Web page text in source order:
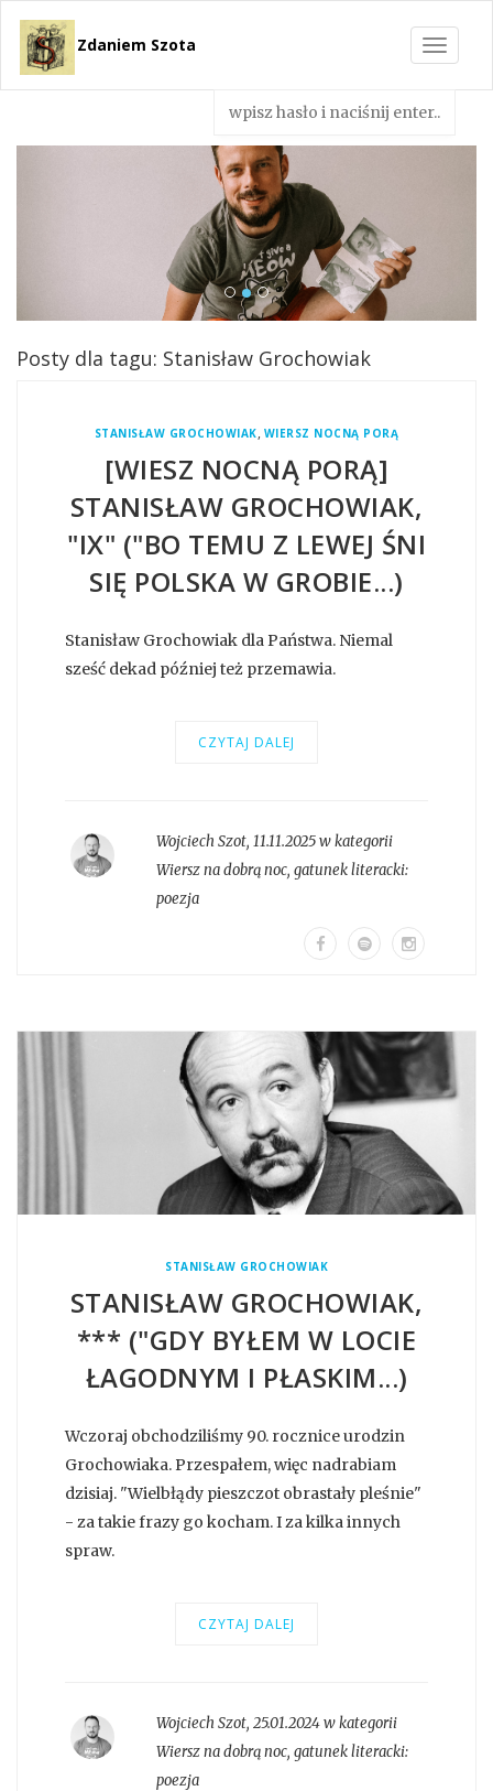
Toggle
Zdaniem Szota
Posty dla tagu: Stanisław Grochowiak
STANISŁAW GROCHOWIAK, WIERSZ NOCNĄ PORĄ
[WIESZ NOCNĄ PORĄ]
STANISŁAW GROCHOWIAK,
"IX" ("BO TEMU Z LEWEJ ŚNI
SIĘ POLSKA W GROBIE...)
Stanisław Grochowiak dla Państwa. Niemal
sześć dekad później też przemawia.
CZYTAJ DALEJ
Wojciech Szot, 11.11.2025 w kategorii
Wiersz na dobrą noc, gatunek literacki:
poezja
STANISŁAW GROCHOWIAK
STANISŁAW GROCHOWIAK,
*** ("GDY BYŁEM W LOCIE
ŁAGODNYM I PŁASKIM...)
Wczoraj obchodziliśmy 90. rocznice urodzin
Grochowiaka. Przespałem, więc nadrabiam
dzisiaj. "Wielbłądy pieszczot obrastały pleśnie"
- za takie frazy go kocham. I za kilka innych
spraw.
CZYTAJ DALEJ
Wojciech Szot, 25.01.2024 w kategorii
Wiersz na dobrą noc, gatunek literacki:
poezja